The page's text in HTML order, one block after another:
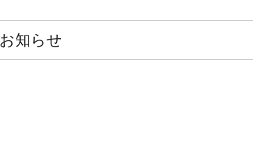
お知らせ